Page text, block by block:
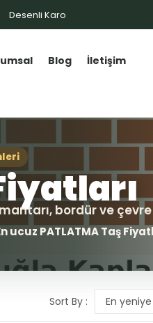
Desenli Karo
Blog İletişim
ucuz PATLATMA Taş
Sort By : En